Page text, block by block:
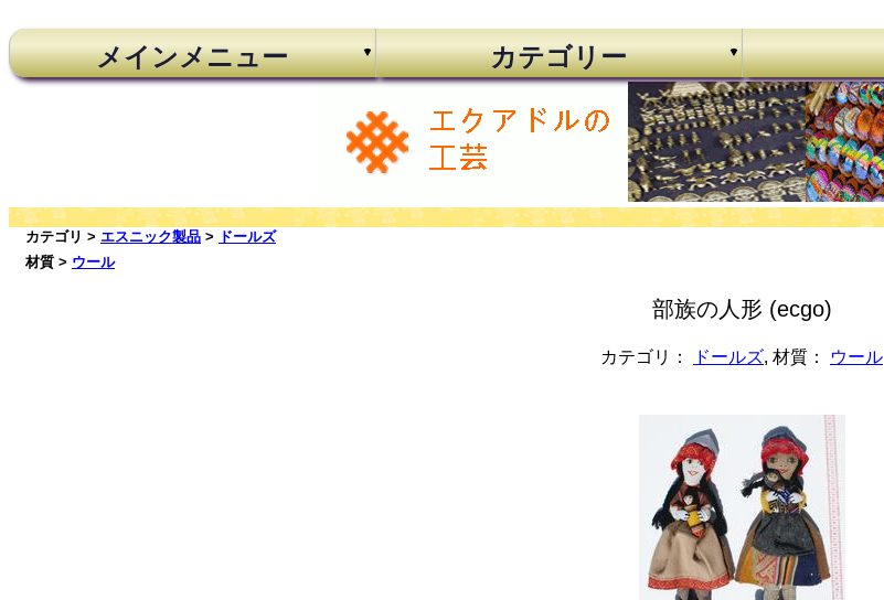
メインメニュー カテゴリー
カテゴリ > エスニック製品 >
ドールズ
材質 > ウール
部族の人形 (ecgo)
カテゴリ： ドールズ, 材質： ウール